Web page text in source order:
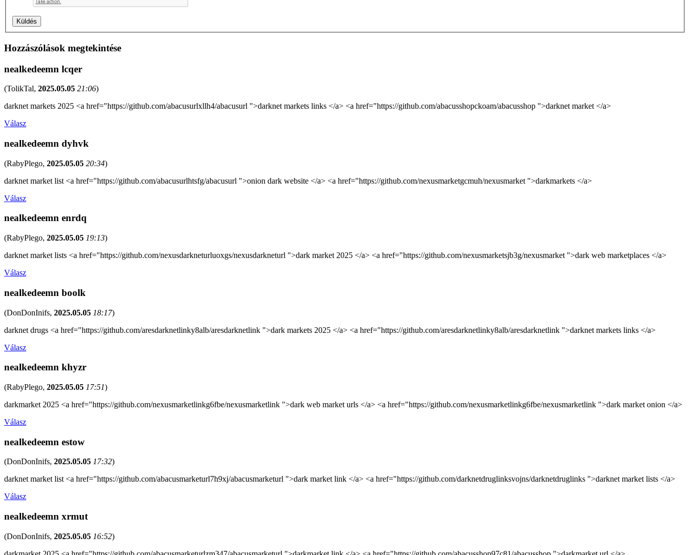
Hozzászólások megtekintése
nealkedeemn lcqer
(TolikTal, 2025.05.05 21:06)
darknet markets 2025 <a href="https://github.com/abacusurlxllh4/abacusurl ">darknet markets links </a> <a href="https://github.com/abacusshopckoam/abacusshop ">darknet market </a>
Válasz
nealkedeemn dyhvk
(RabyPlego, 2025.05.05 20:34)
darknet market list <a href="https://github.com/abacusurlhtsfg/abacusurl ">onion dark website </a> <a href="https://github.com/nexusmarketgcmuh/nexusmarket ">darkmarkets </a>
Válasz
nealkedeemn enrdq
(RabyPlego, 2025.05.05 19:13)
darknet market lists <a href="https://github.com/nexusdarkneturluoxgs/nexusdarkneturl ">dark market 2025 </a> <a href="https://github.com/nexusmarketsjb3g/nexusmarket ">dark web marketplaces </a>
Válasz
nealkedeemn boolk
(DonDonInifs, 2025.05.05 18:17)
darknet drugs <a href="https://github.com/aresdarknetlinky8alb/aresdarknetlink ">dark markets 2025 </a> <a href="https://github.com/aresdarknetlinky8alb/aresdarknetlink ">darknet markets links </a>
Válasz
nealkedeemn khyzr
(RabyPlego, 2025.05.05 17:51)
darkmarket 2025 <a href="https://github.com/nexusmarketlinkg6fbe/nexusmarketlink ">dark web market urls </a> <a href="https://github.com/nexusmarketlinkg6fbe/nexusmarketlink ">dark market onion </a>
Válasz
nealkedeemn estow
(DonDonInifs, 2025.05.05 17:32)
darknet market list <a href="https://github.com/abacusmarketurl7h9xj/abacusmarketurl ">dark market link </a> <a href="https://github.com/darknetdruglinksvojns/darknetdruglinks ">darknet market lists </a>
Válasz
nealkedeemn xrmut
(DonDonInifs, 2025.05.05 16:52)